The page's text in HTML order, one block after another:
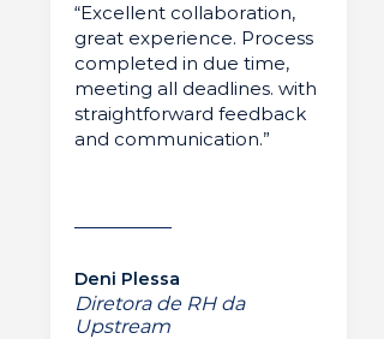
“Excellent collaboration,
great experience. Process
completed in due time,
meeting all deadlines. with
straightforward feedback
and communication.”
Deni Plessa
Diretora de RH da
Upstream